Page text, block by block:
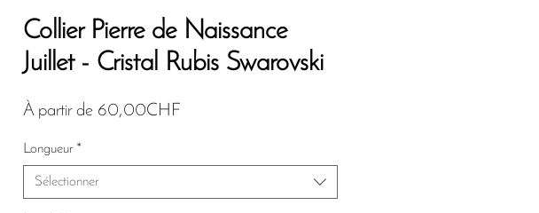
Collier Pierre de Naissance
Juillet - Cristal Rubis Swarovski
À partir de 60,00CHF
Longueur *
Sélectionner